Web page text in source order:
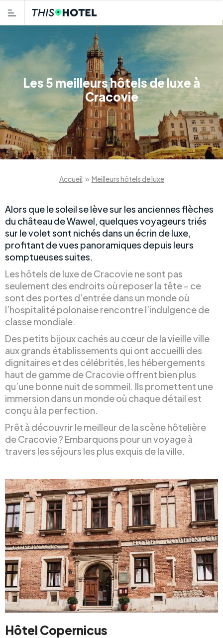
Les 5 meilleurs hôtels de luxe à
Cracovie
Accueil » Meilleurs hôtels de luxe
Alors que le soleil se lève sur les anciennes flèches
du château de Wawel, quelques voyageurs triés
sur le volet sont nichés dans un écrin de luxe,
profitant de vues panoramiques depuis leurs
somptueuses suites.
Les hôtels de luxe de Cracovie ne sont pas
seulement des endroits où reposer la tête – ce
sont des portes d’entrée dans un monde où
l’hospitalité polonaise rencontre l’indulgence de
classe mondiale.
Des petits bijoux cachés au cœur de la vieille ville
aux grands établissements qui ont accueilli des
dignitaires et des célébrités, les hébergements
haut de gamme de Cracovie offrent bien plus
qu’une bonne nuit de sommeil. Ils promettent une
immersion dans un monde où chaque détail est
conçu à la perfection.
Prêt à découvrir le meilleur de la scène hôtelière
de Cracovie ? Embarquons pour un voyage à
travers les séjours les plus exquis de la ville.
Hôtel Copernicus